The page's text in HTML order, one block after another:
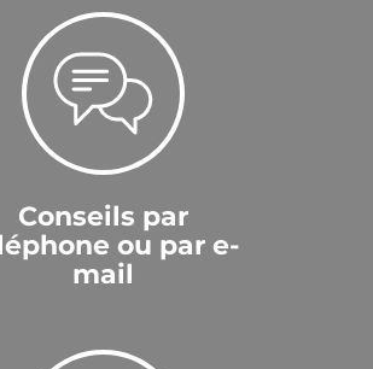
Conseils par
ou par e-
mail